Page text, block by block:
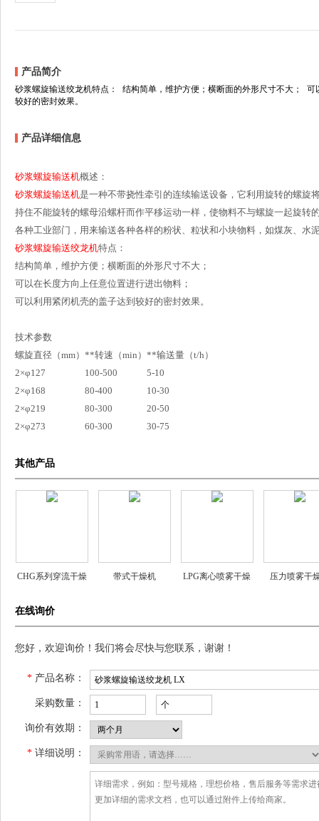
产品简介
砂浆螺旋输送绞龙机特点： 结构简单，维护方便；横断面的外形尺寸不大；
较好的密封效果。
产品详细信息
砂浆螺旋输送机概述：
砂浆螺旋输送机是一种不带挠性牵引的连续输送设备，它利用旋转的螺旋
持住不能旋转的螺母沿螺杆而作平移运动一样，使物料不与螺旋一起旋
各种工业部门，用来输送各种各样的粉状、粒状和小块物料，如煤灰、
砂浆螺旋输送绞龙机特点：
结构简单，维护方便；横断面的外形尺寸不大；
可以在长度方向上任意位置进行进出物料；
可以利用紧闭机壳的盖子达到较好的密封效果。
技术参数
螺旋直径（mm） **转速（min） **输送量（t/h）
2×φ127
100-500
5-10
2×φ168
80-400
10-30
2×φ219
80-300
20-50
2×φ273
60-300 30-75
其他产品
CHG系列穿流干燥 带式干燥机 LPG离心喷雾干燥 压力喷雾干
在线询价
您好，欢迎询价！我们将会尽快与您联系，谢谢！
* 产品名称：
采购数量：
询价有效期：
* 详细说明：